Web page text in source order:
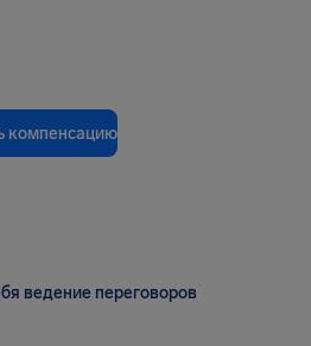
компенсацию
ведение переговоров